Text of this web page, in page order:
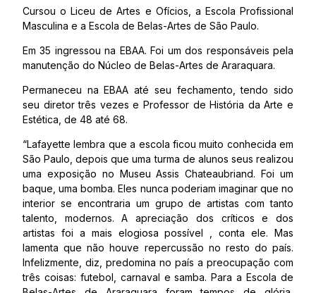
Cursou o Liceu de Artes e Ofícios, a Escola Profissional
Masculina e a Escola de Belas-Artes de São Paulo.
Em 35 ingressou na EBAA. Foi um dos responsáveis pela
manutenção do Núcleo de Belas-Artes de Araraquara.
Permaneceu na EBAA até seu fechamento, tendo sido
seu diretor três vezes e Professor de História da Arte e
Estética, de 48 até 68.
“Lafayette lembra que a escola ficou muito conhecida em
São Paulo, depois que uma turma de alunos seus realizou
uma exposição no Museu Assis Chateaubriand. Foi um
baque, uma bomba. Eles nunca poderiam imaginar que no
interior se encontraria um grupo de artistas com tanto
talento, modernos. A apreciação dos críticos e dos
artistas foi a mais elogiosa possível , conta ele. Mas
lamenta que não houve repercussão no resto do país.
Infelizmente, diz, predomina no país a preocupação com
três coisas: futebol, carnaval e samba. Para a Escola de